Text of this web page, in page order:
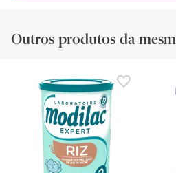
Outros produtos da